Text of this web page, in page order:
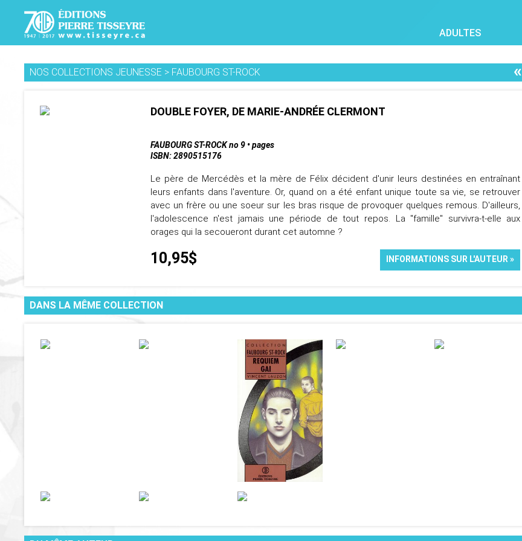
ADULTES
NOS COLLECTIONS JEUNESSE > FAUBOURG ST-ROCK «
DOUBLE FOYER, DE MARIE-ANDRÉE CLERMONT
FAUBOURG ST-ROCK no 9 • pages
ISBN: 2890515176
Le père de Mercédès et la mère de Félix décident d'unir leurs destinées en entraînant
leurs enfants dans l'aventure. Or, quand on a été enfant unique toute sa vie, se retrouver
avec un frère ou une soeur sur les bras risque de provoquer quelques remous. D'ailleurs,
l'adolescence n'est jamais une période de tout repos. La "famille" survivra-t-elle aux
orages qui la secoueront durant cet automne ?
10,95$ INFORMATIONS SUR L'AUTEUR »
DANS LA MÊME COLLECTION